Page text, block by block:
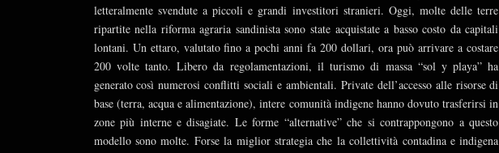
letteralmente svendute a piccoli e grandi investitori stranieri. Oggi, molte delle terre
ripartite nella riforma agraria sandinista sono state acquistate a basso costo da capitali
lontani. Un ettaro, valutato fino a pochi anni fa 200 dollari, ora può arrivare a costare
200 volte tanto. Libero da regolamentazioni, il turismo di massa “sol y playa” ha
generato così numerosi conflitti sociali e ambientali. Private dell’accesso alle risorse di
base (terra, acqua e alimentazione), intere comunità indigene hanno dovuto trasferirsi in
zone più interne e disagiate. Le forme “alternative” che si contrappongono a questo
modello sono molte. Forse la miglior strategia che la collettività contadina e indigena